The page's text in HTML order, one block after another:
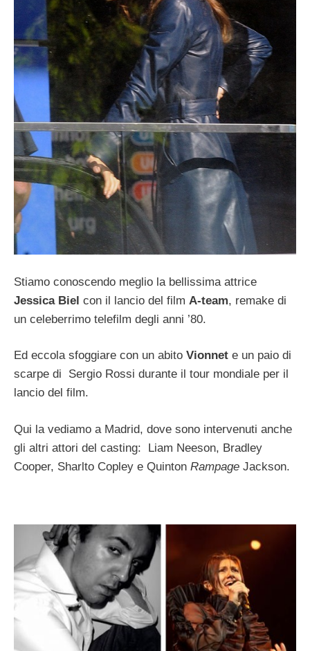
Stiamo conoscendo meglio la bellissima attrice
Jessica Biel con il lancio del film A-team, remake di
un celeberrimo telefilm degli anni ’80.
Ed eccola sfoggiare con un abito Vionnet e un paio di
scarpe di Sergio Rossi durante il tour mondiale per il
lancio del film.
Qui la vediamo a Madrid, dove sono intervenuti anche
gli altri attori del casting: Liam Neeson, Bradley
Cooper, Sharlto Copley e Quinton Rampage Jackson.